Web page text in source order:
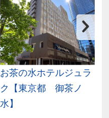
お茶の水ホテルジュラ
ク【東京都 御茶ノ
水】